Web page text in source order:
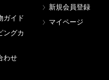
ガイド
ングカ
わせ
新規会員登録
マイページ